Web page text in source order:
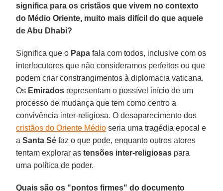
significa para os cristãos que vivem no contexto
do Médio Oriente, muito mais difícil do que aquele
de Abu Dhabi?
Significa que o Papa fala com todos, inclusive com os
interlocutores que não consideramos perfeitos ou que
podem criar constrangimentos à diplomacia vaticana.
Os Emirados representam o possível início de um
processo de mudança que tem como centro a
convivência inter-religiosa. O desaparecimento dos
cristãos do Oriente Médio seria uma tragédia epocal e
aSanta Sé faz o que pode, enquanto outros atores
tentam explorar astensões inter-religiosas para
uma política de poder.
Quais são os "pontos firmes" do documento